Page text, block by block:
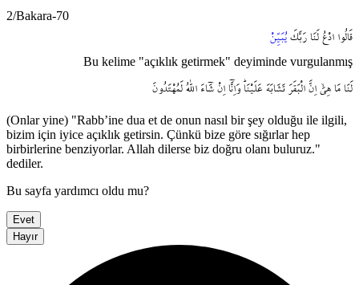
2/Bakara-70
قَالُوا ادْعُ لَنَا رَبَّكَ يُبَيِّنْ
Bu kelime "açıklık getirmek" deyiminde vurgulanmış
لَنَا مَا هِيَۙ اِنَّ الْبَقَرَ تَشَابَهَ عَلَيْنَاۜ وَاِنَّٓا اِنْ شَٓاءَ اللّٰهُ لَمُهْتَدُونَ
(Onlar yine) "Rabb’ine dua et de onun nasıl bir şey olduğu ile ilgili,
bizim için iyice açıklık getirsin. Çünkü bize göre sığırlar hep
birbirlerine benziyorlar. Allah dilerse biz doğru olanı buluruz."
dediler.
Bu sayfa yardımcı oldu mu?
Evet
Hayır